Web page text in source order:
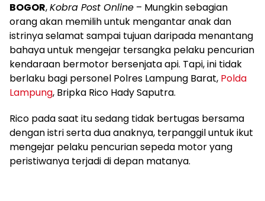
BOGOR,Kobra Post Online – Mungkin sebagian
orang akan memilih untuk mengantar anak dan
istrinya selamat sampai tujuan daripada menantang
bahaya untuk mengejar tersangka pelaku pencurian
kendaraan bermotor bersenjata api. Tapi, ini tidak
berlaku bagi personel Polres Lampung Barat, Polda
Lampung, Bripka Rico Hady Saputra.
Rico pada saat itu sedang tidak bertugas bersama
dengan istri serta dua anaknya, terpanggil untuk ikut
mengejar pelaku pencurian sepeda motor yang
peristiwanya terjadi di depan matanya.